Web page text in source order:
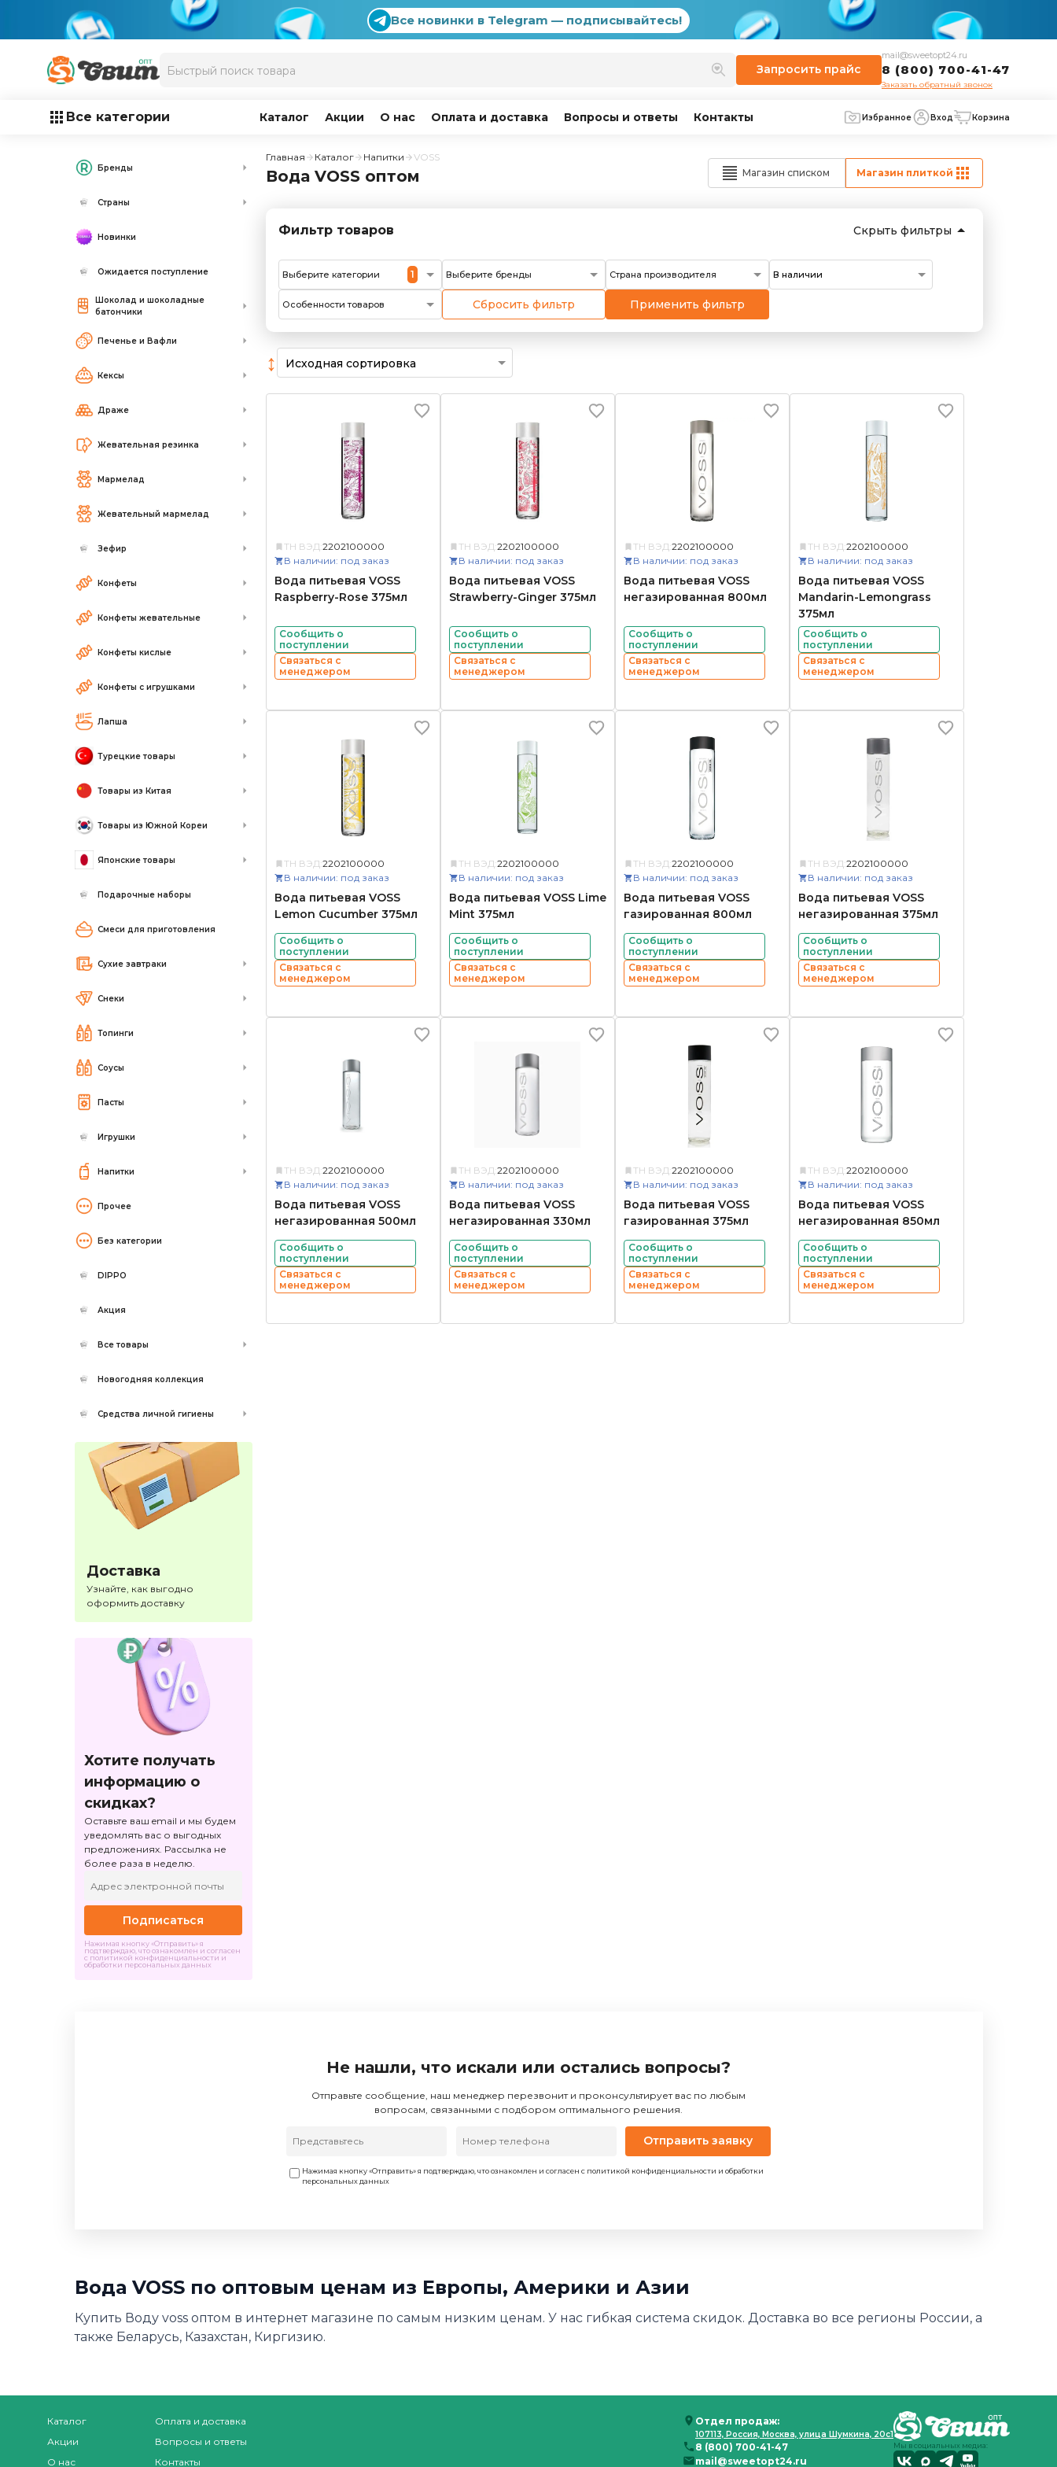
Все новинки в Telegram — подписывайтесь!
Запросить прайс
mail@sweetopt24.ru
8 (800) 700-41-47
Заказать обратный звонок
Все категории Каталог Акции О нас Оплата и доставка Вопросы и ответы Контакты Избранное Вход Корзина
Бренды
Страны
Новинки
Ожидается поступление
Шоколад и шоколадные
батончики
Печенье и Вафли
Кексы
Драже
Жевательная резинка
Мармелад
Жевательный мармелад
Зефир
Конфеты
Конфеты жевательные
Конфеты кислые
Конфеты с игрушками
Лапша
Турецкие товары
Товары из Китая
Товары из Южной Кореи
Японские товары
Подарочные наборы
Смеси для приготовления
Сухие завтраки
Снеки
Топинги
Соусы
Пасты
Игрушки
Напитки
Прочее
Без категории
DIPPO
Акция
Все товары
Новогодняя коллекция
Средства личной гигиены
Доставка
Узнайте, как выгодно
оформить доставку
Хотите получать
информацию о
скидках?
Оставьте ваш email и мы будем
уведомлять вас о выгодных
предложениях. Рассылка не
более раза в неделю.
Подписаться
Нажимая кнопку «Отправить» я
подтверждаю, что ознакомлен и согласен
с политикой конфиденциальности и
обработки персональных данных
Главная Каталог Напитки VOSS
Вода VOSS оптом Магазин списком Магазин плиткой
Фильтр товаров Скрыть фильтры
Выберите категории 1 Выберите бренды Страна производителя
Особенности товаров Сбросить фильтр Применить фильтр
↕
ТН ВЭД: 2202100000
В наличии: под заказ
Вода питьевая VOSS
Raspberry-Rose 375мл
Сообщить о
поступлении
Связаться с
менеджером
ТН ВЭД: 2202100000
В наличии: под заказ
Вода питьевая VOSS
Strawberry-Ginger 375мл
Сообщить о
поступлении
Связаться с
менеджером
ТН ВЭД: 2202100000
В наличии: под заказ
Вода питьевая VOSS
негазированная 800мл
Сообщить о
поступлении
Связаться с
менеджером
ТН ВЭД: 2202100000
В наличии: под заказ
Вода питьевая VOSS
Mandarin-Lemongrass
375мл
Сообщить о
поступлении
Связаться с
менеджером
ТН ВЭД: 2202100000
В наличии: под заказ
Вода питьевая VOSS
Lemon Cucumber 375мл
Сообщить о
поступлении
Связаться с
менеджером
ТН ВЭД: 2202100000
В наличии: под заказ
Вода питьевая VOSS Lime
Mint 375мл
Сообщить о
поступлении
Связаться с
менеджером
ТН ВЭД: 2202100000
В наличии: под заказ
Вода питьевая VOSS
газированная 800мл
Сообщить о
поступлении
Связаться с
менеджером
ТН ВЭД: 2202100000
В наличии: под заказ
Вода питьевая VOSS
негазированная 375мл
Сообщить о
поступлении
Связаться с
менеджером
ТН ВЭД: 2202100000
В наличии: под заказ
Вода питьевая VOSS
негазированная 500мл
Сообщить о
поступлении
Связаться с
менеджером
ТН ВЭД: 2202100000
В наличии: под заказ
Вода питьевая VOSS
негазированная 330мл
Сообщить о
поступлении
Связаться с
менеджером
ТН ВЭД: 2202100000
В наличии: под заказ
Вода питьевая VOSS
газированная 375мл
Сообщить о
поступлении
Связаться с
менеджером
ТН ВЭД: 2202100000
В наличии: под заказ
Вода питьевая VOSS
негазированная 850мл
Сообщить о
поступлении
Связаться с
менеджером
Не нашли, что искали или остались вопросы?
Отправьте сообщение, наш менеджер перезвонит и проконсультирует вас по любым
вопросам, связанными с подбором оптимального решения.
Отправить заявку
Нажимая кнопку «Отправить» я подтверждаю, что ознакомлен и согласен с политикой конфиденциальности и обработки
персональных данных
Вода VOSS по оптовым ценам из Европы, Америки и Азии
Купить Воду voss оптом в интернет магазине по самым низким ценам. У нас гибкая система скидок. Доставка во все регионы России, а
также Беларусь, Казахстан, Киргизию.
Каталог
Акции
О нас
Оплата и доставка
Вопросы и ответы
Контакты
Отдел продаж:
107113, Россия, Москва, улица Шумкина, 20с1
8 (800) 700-41-47
mail@sweetopt24.ru
Мы в социальных медиа: